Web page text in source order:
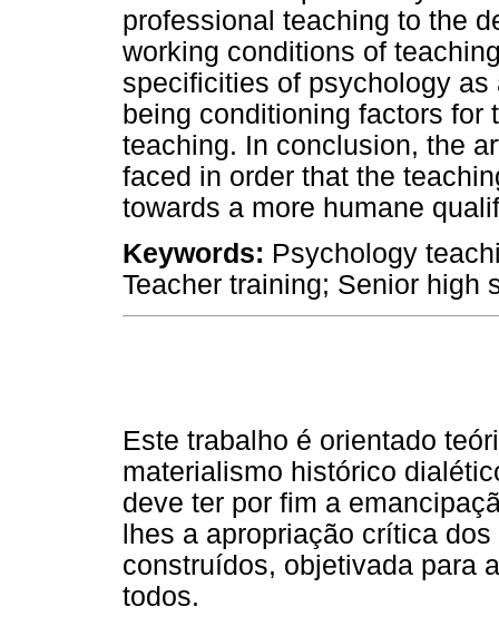
professional teaching to the
working conditions of
specificities of psychology
being conditioning factors for
teaching. In conclusion, the
faced in order that the
towards a more humane
Keywords: Psychology
Teacher training; Senior high
Este trabalho é orientado
materialismo histórico
deve ter por fim a
lhes a apropriação crítica
construídos, objetivada para
todos.